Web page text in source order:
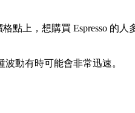
上，想購買 Espresso 的
動有時可能會非常迅速。